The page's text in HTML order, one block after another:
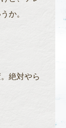
か。
絶対やら